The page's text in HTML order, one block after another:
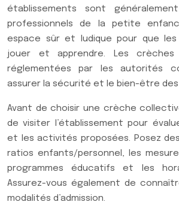
établissements sont
professionnels de la petite
espace sûr et ludique pour que
jouer et apprendre. Les
réglementées par les autorités
assurer la sécurité et le bien-être
Avant de choisir une crèche
de visiter l’établissement pour
et les activités proposées. Posez
ratios enfants/personnel, les
programmes éducatifs et les
Assurez-vous également de
modalités d’admission.